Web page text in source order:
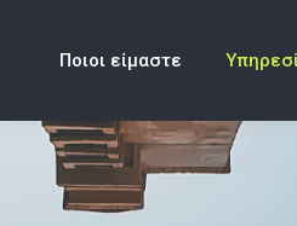
Ποιοι είμαστε